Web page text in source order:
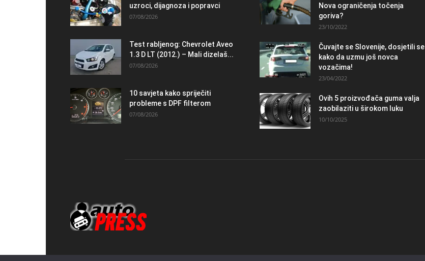
uzroci, dijagnoza i popravci
07/08/2026
Test rabljenog: Chevrolet Aveo
1.3 D LT (2012.) – Mali dizelaš...
07/08/2026
10 savjeta kako spriječiti
probleme s DPF filterom
07/08/2026
Nova ograničenja točenja
goriva?
23/10/2022
Čuvajte se Slovenije, dosjetili se
kako da uzmu još novca
vozačima!
23/04/2022
Ovih 5 proizvođača guma valja
zaobilaziti u širokom luku
10/10/2025